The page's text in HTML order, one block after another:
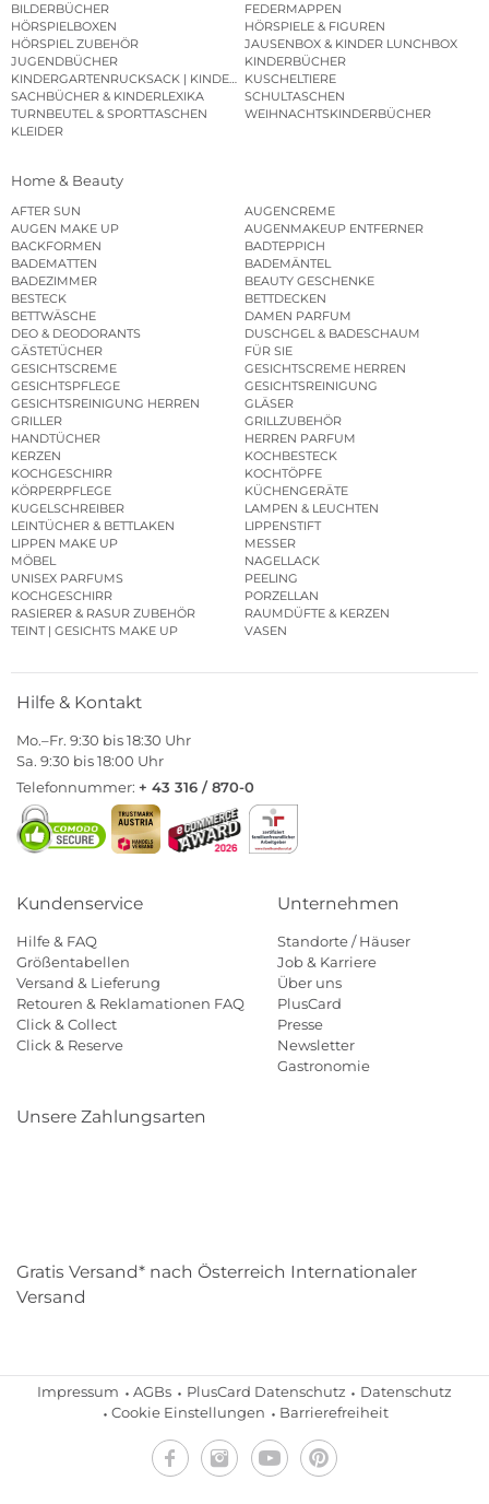
BILDERBÜCHER
FEDERMAPPEN
HÖRSPIELBOXEN
HÖRSPIELE & FIGUREN
HÖRSPIEL ZUBEHÖR
JAUSENBOX & KINDER LUNCHBOX
JUGENDBÜCHER
KINDERBÜCHER
KINDERGARTENRUCKSACK | KINDERGARTENBEUTEL
KUSCHELTIERE
SACHBÜCHER & KINDERLEXIKA
SCHULTASCHEN
TURNBEUTEL & SPORTTASCHEN
WEIHNACHTSKINDERBÜCHER
KLEIDER
Home & Beauty
AFTER SUN
AUGENCREME
AUGEN MAKE UP
AUGENMAKEUP ENTFERNER
BACKFORMEN
BADTEPPICH
BADEMATTEN
BADEMÄNTEL
BADEZIMMER
BEAUTY GESCHENKE
BESTECK
BETTDECKEN
BETTWÄSCHE
DAMEN PARFUM
DEO & DEODORANTS
DUSCHGEL & BADESCHAUM
GÄSTETÜCHER
FÜR SIE
GESICHTSCREME
GESICHTSCREME HERREN
GESICHTSPFLEGE
GESICHTSREINIGUNG
GESICHTSREINIGUNG HERREN
GLÄSER
GRILLER
GRILLZUBEHÖR
HANDTÜCHER
HERREN PARFUM
KERZEN
KOCHBESTECK
KOCHGESCHIRR
KOCHTÖPFE
KÖRPERPFLEGE
KÜCHENGERÄTE
KUGELSCHREIBER
LAMPEN & LEUCHTEN
LEINTÜCHER & BETTLAKEN
LIPPENSTIFT
LIPPEN MAKE UP
MESSER
MÖBEL
NAGELLACK
UNISEX PARFUMS
PEELING
KOCHGESCHIRR
PORZELLAN
RASIERER & RASUR ZUBEHÖR
RAUMDÜFTE & KERZEN
TEINT | GESICHTS MAKE UP
VASEN
Hilfe & Kontakt
Mo.–Fr. 9:30 bis 18:30 Uhr
Sa. 9:30 bis 18:00 Uhr
Telefonnummer: + 43 316 / 870-0
Kundenservice
Hilfe & FAQ
Größentabellen
Versand & Lieferung
Retouren & Reklamationen FAQ
Click & Collect
Click & Reserve
Unternehmen
Standorte / Häuser
Job & Karriere
Über uns
PlusCard
Presse
Newsletter
Gastronomie
Unsere Zahlungsarten
Gratis Versand* nach Österreich Internationaler
Versand
Impressum AGBs PlusCard Datenschutz
Datenschutz
Cookie Einstellungen
Barrierefreiheit